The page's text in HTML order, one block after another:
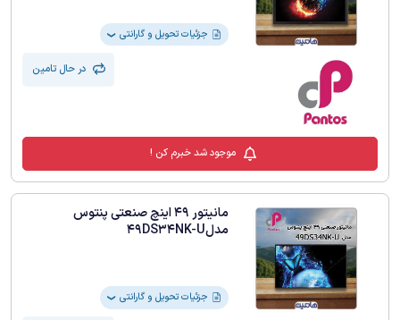
جزئیات تحویل و گارانتی ❯
در حال تامین
موجود شد خبرم کن !
مانیتور 49 اینچ صنعتی پنتوس
مدل49DS34NK-U
جزئیات تحویل و گارانتی ❯